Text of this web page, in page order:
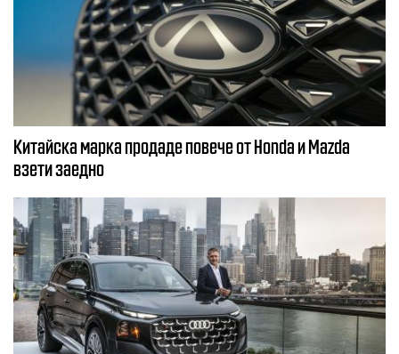
Китайска марка продаде повече от Honda и Mazda
взети заедно